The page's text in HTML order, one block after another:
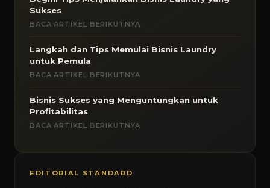
Sukses
BACA ARTIKEL BERIKUTNYA
Langkah dan Tips Memulai Bisnis Laundry
untuk Pemula
BACA ARTIKEL BERIKUTNYA
Bisnis Sukses yang Menguntungkan untuk
Profitabilitas
BACA ARTIKEL BERIKUTNYA
EDITORIAL STANDARD